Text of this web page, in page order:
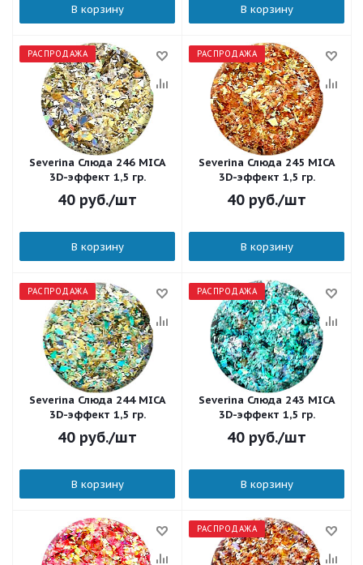
В корзину В корзину
РАСПРОДАЖА
Severina Слюда 246 MICA
3D-эффект 1,5 гр.
40 руб./шт
В корзину
РАСПРОДАЖА
Severina Слюда 245 MICA
3D-эффект 1,5 гр.
40 руб./шт
В корзину
РАСПРОДАЖА
Severina Слюда 244 MICA
3D-эффект 1,5 гр.
40 руб./шт
В корзину
РАСПРОДАЖА
Severina Слюда 243 MICA
3D-эффект 1,5 гр.
40 руб./шт
В корзину
РАСПРОДАЖА